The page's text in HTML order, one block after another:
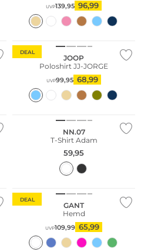
UVP139,95 96,99
DEAL
Große Größen
JOOP
Poloshirt JJ-JORGE
UVP99,95 68,99
NN.07
T-Shirt Adam
59,95
DEAL
GANT
Hemd
UVP109,99 65,99